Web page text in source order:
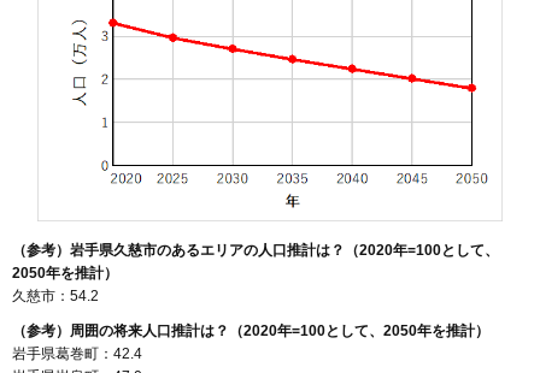
（参考）岩手県久慈市のあるエリアの人口推計は？（2020年=100として、
2050年を推計）
久慈市：54.2
（参考）周囲の将来人口推計は？（2020年=100として、2050年を推計）
岩手県葛巻町：42.4